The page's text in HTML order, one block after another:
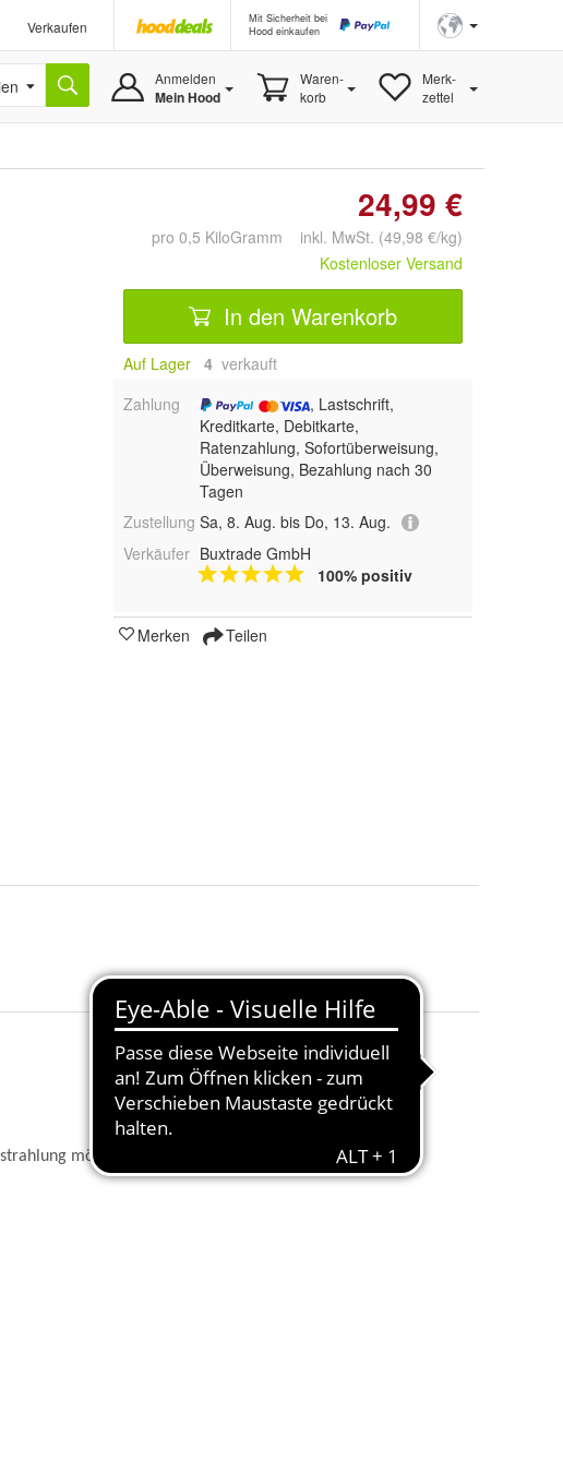
Verkaufen
Mit Sicherheit bei
Hood einkaufen
Anmelden
Mein Hood
Waren-
korb
Merk-
zettel
24,99 €
pro 0,5 KiloGramm inkl. MwSt. (49,98 €/kg)
Kostenloser Versand
In den Warenkorb
Auf Lager 4 verkauft
Zahlung
, Lastschrift,
Kreditkarte, Debitkarte,
Ratenzahlung, Sofortüberweisung,
Überweisung, Bezahlung nach 30
Tagen
Zustellung Sa, 8. Aug. bis Do, 13. Aug.
Verkäufer Buxtrade GmbH
100% positiv
Merken Teilen